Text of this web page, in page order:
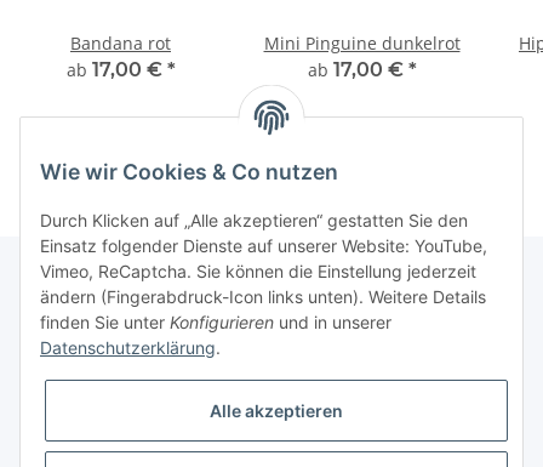
Bandana rot
ab 17,00 € *
Mini Pinguine dunkelrot
ab 17,00 € *
Informationen
Galerie
Wie wir Cookies & Co nutzen
Durch Klicken auf „Alle akzeptieren“ gestatten Sie den
Einsatz folgender Dienste auf unserer Website: YouTube,
Vimeo, ReCaptcha. Sie können die Einstellung jederzeit
ändern (Fingerabdruck-Icon links unten). Weitere Details
finden Sie unter Konfigurieren und in unserer
Datenschutzerklärung.
Alle akzeptieren